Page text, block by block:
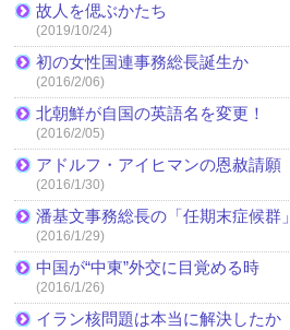
故人を偲ぶかたち
(2019/10/24)
初の女性国連事務総長誕生か
(2016/2/06)
北朝鮮が自国の英語名を変更！
(2016/2/05)
アドルフ・アイヒマンの恩赦請願
(2016/1/30)
潘基文事務総長の「任期末症候群」
(2016/1/29)
中国が“中東”外交に目覚める時
(2016/1/26)
イラン核問題は本当に解決したか